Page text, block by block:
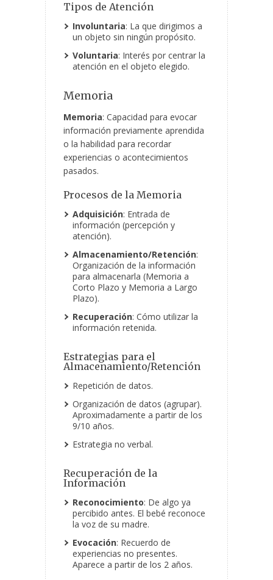
Tipos de Atención
Involuntaria: La que dirigimos a
un objeto sin ningún propósito.
Voluntaria: Interés por centrar la
atención en el objeto elegido.
Memoria
Memoria: Capacidad para evocar
información previamente aprendida
o la habilidad para recordar
experiencias o acontecimientos
pasados.
Procesos de la Memoria
Adquisición: Entrada de
información (percepción y
atención).
Almacenamiento/Retención:
Organización de la información
para almacenarla (Memoria a
Corto Plazo y Memoria a Largo
Plazo).
Recuperación: Cómo utilizar la
información retenida.
Estrategias para el
Almacenamiento/Retención
Repetición de datos.
Organización de datos (agrupar).
Aproximadamente a partir de los
9/10 años.
Estrategia no verbal.
Recuperación de la
Información
Reconocimiento: De algo ya
percibido antes. El bebé reconoce
la voz de su madre.
Evocación: Recuerdo de
experiencias no presentes.
Aparece a partir de los 2 años.